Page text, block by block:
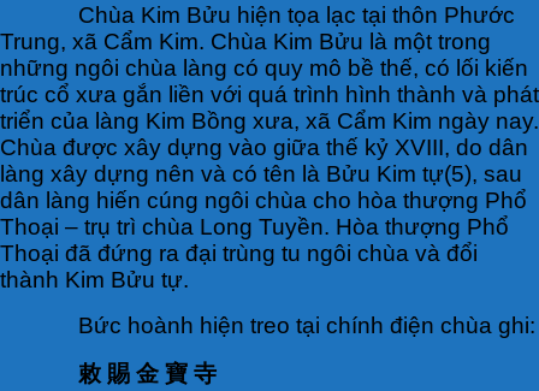
Chùa Kim Bửu hiện tọa lạc tại thôn Phước
Trung, xã Cẩm Kim. Chùa Kim Bửu là một trong
những ngôi chùa làng có quy mô bề thế, có lối kiến
trúc cổ xưa gắn liền với quá trình hình thành và phát
triển của làng Kim Bồng xưa, xã Cẩm Kim ngày nay.
Chùa được xây dựng vào giữa thế kỷ XVIII, do dân
làng xây dựng nên và có tên là Bửu Kim tự(5), sau
dân làng hiến cúng ngôi chùa cho hòa thượng Phổ
Thoại – trụ trì chùa Long Tuyền. Hòa thượng Phổ
Thoại đã đứng ra đại trùng tu ngôi chùa và đổi
thành Kim Bửu tự.
Bức hoành hiện treo tại chính điện chùa ghi:
敕 賜 金 寶 寺